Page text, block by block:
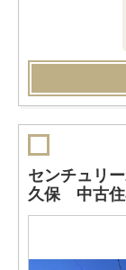
センチュリ
久保 中古